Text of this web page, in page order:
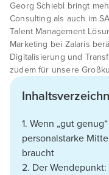
Georg Schiebl bringt
Consulting als auch im
Talent Management
Marketing bei Zalaris
Digitalisierung und
zudem für unsere
1. Wenn „gut
personalstarke
braucht
2. Der